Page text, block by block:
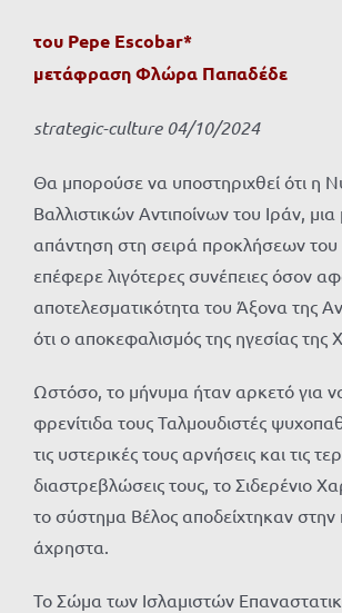
του Pepe Escobar*
μετάφραση Φλώρα Παπαδέδε
strategic-culture 04/10/2024
Θα μπορούσε να υποστηριχθεί ότι η
Βαλλιστικών Αντιποίνων του Ιράν,
απάντηση στη σειρά προκλήσεων του
επέφερε λιγότερες συνέπειες όσον
αποτελεσματικότητα του Άξονα της
ότι ο αποκεφαλισμός της ηγεσίας της
Ωστόσο, το μήνυμα ήταν αρκετό για
φρενίτιδα τους Ταλμουδιστές
τις υστερικές τους αρνήσεις και τις
διαστρεβλώσεις τους, το Σιδερένιο
το σύστημα Βέλος αποδείχτηκαν
άχρηστα.
Το Σώμα των Ισλαμιστών